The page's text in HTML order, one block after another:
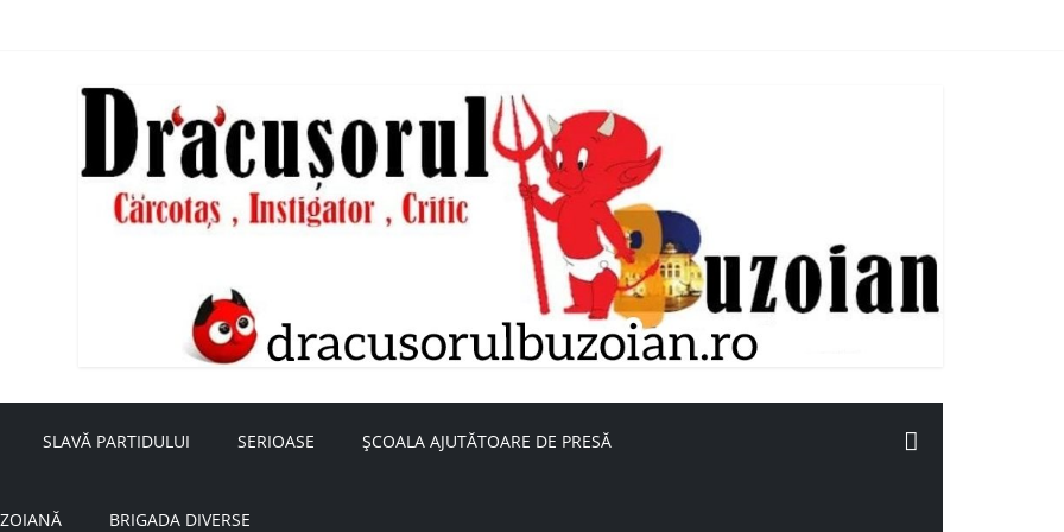
SLAVĂ PARTIDULUI SERIOASE ȘCOALA AJUTĂTOARE DE PRESĂ
BRIGADA DIVERSE